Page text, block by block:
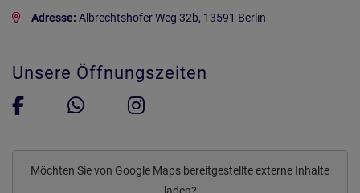
Adresse: Albrechtshofer Weg 32b, 13591 Berlin
Unsere Öffnungszeiten
Möchten Sie von Google Maps bereitgestellte externe Inhalte
laden?